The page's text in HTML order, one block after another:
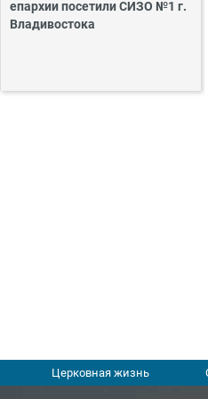
епархии посетили СИЗО №1 г.
Владивостока
Церковная жизнь